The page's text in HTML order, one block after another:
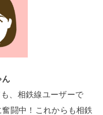
ん
、相鉄線ユーザーで
闘中！これからも相鉄